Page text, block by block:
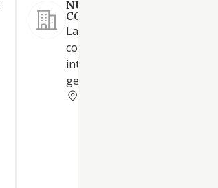
NUEVA ALMERIA
COMUNICACION SLNE.
Las actividades de
comercio, de
intermediación y de servicios
general